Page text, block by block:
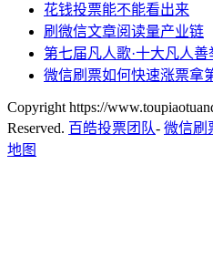
花钱投票能不能看出来
刷微信文章阅读量产业链
第七届凡人歌·十大凡人
微信刷票如何快速涨票拿
Copyright https://
Reserved. 百皓投票团队- 微信刷
地图